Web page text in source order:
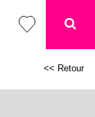
<< Retour